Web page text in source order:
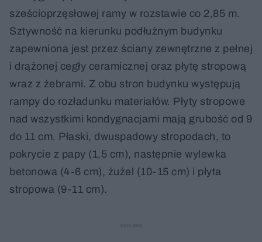
sześcioprzęsłowej ramy w rozstawie co 2,85 m.
Sztywność na kierunku podłużnym budynku
zapewniona jest przez ściany zewnętrzne z pełnej
i drążonej cegły ceramicznej oraz płytę stropową
wraz z żebrami. Z obu stron budynku występują
rampy do rozładunku materiałów. Płyty stropowe
nad wszystkimi kondygnacjami mają grubość od 9
do 11 cm. Płaski, dwuspadowy stropodach, to
pokrycie z papy (1,5 cm), następnie wylewka
betonowa (4-6 cm), żużel (10-15 cm) i płyta
stropowa (9-11 cm).